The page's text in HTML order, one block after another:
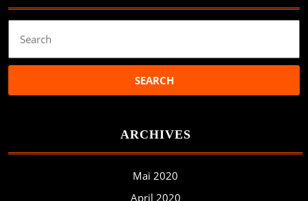
for:
ARCHIVES
Mai 2020
April 2020